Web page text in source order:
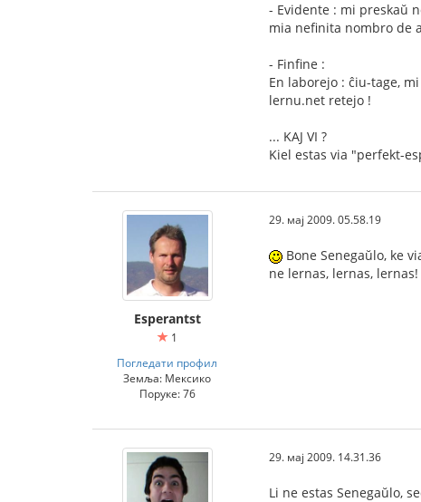
- Evidente : mi preskaŭ
mia nefinita nombro de
- Finfine :
En laborejo : ĉiu-tage,
lernu.net retejo !
... KAJ VI ?
Kiel estas via "perfekt-
Esperantst
1
Погледати профил
Земља: Мексико
Поруке: 76
29. мај 2009. 05.58.19
Bone Senegaŭlo, ke
ne lernas, lernas,
29. мај 2009. 14.31.36
Li ne estas Senegaŭlo,